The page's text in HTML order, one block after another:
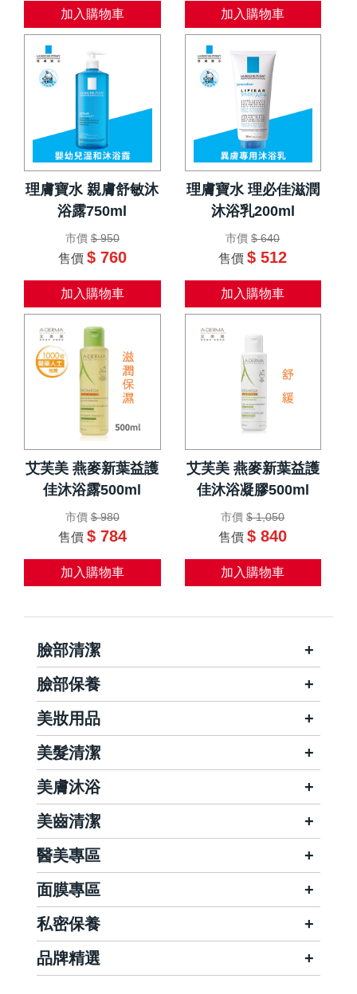
加入購物車 加入購物車
理膚寶水 親膚舒敏沐
浴露750ml
市價 $ 950
售價 $ 760
加入購物車
理膚寶水 理必佳滋潤
沐浴乳200ml
市價 $ 640
售價 $ 512
加入購物車
艾芙美 燕麥新葉益護
佳沐浴露500ml
市價 $ 980
售價 $ 784
加入購物車
艾芙美 燕麥新葉益護
佳沐浴凝膠500ml
市價 $ 1,050
售價 $ 840
加入購物車
臉部清潔
臉部保養
美妝用品
美髮清潔
美膚沐浴
美齒清潔
醫美專區
面膜專區
私密保養
品牌精選